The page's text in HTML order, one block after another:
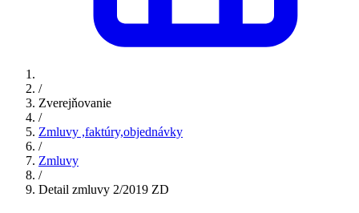
/
Zverejňovanie
/
Zmluvy ,faktúry,objednávky
/
Zmluvy
/
Detail zmluvy 2/2019 ZD